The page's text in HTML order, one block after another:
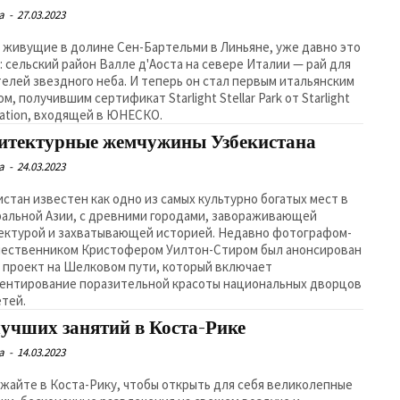
- 27.03.2023
в долине Сен-Бартельми в Линьяне, уже давно это
сельский район Валле д'Аоста на севере Италии — рай для
звездного неба. И теперь он стал первым итальянским
получившим сертификат Starlight Stellar Park от Starlight
входящей в ЮНЕСКО.
жемчужины Узбекистана
- 24.03.2023
известен как одно из самых культурно богатых мест в
Азии, с древними городами, завораживающей
и захватывающей историей. Недавно фотографом-
Кристофером Уилтон-Стиром был анонсирован
на Шелковом пути, который включает
поразительной красоты национальных дворцов
занятий в Коста-Рике
- 14.03.2023
в Коста-Рику, чтобы открыть для себя великолепные